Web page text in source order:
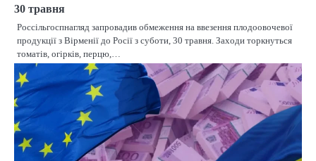
30 травня
Россільгоспнагляд запровадив обмеження на ввезення плодоовочевої
продукції з Вірменії до Росії з суботи, 30 травня. Заходи торкнуться
томатів, огірків, перцю,…